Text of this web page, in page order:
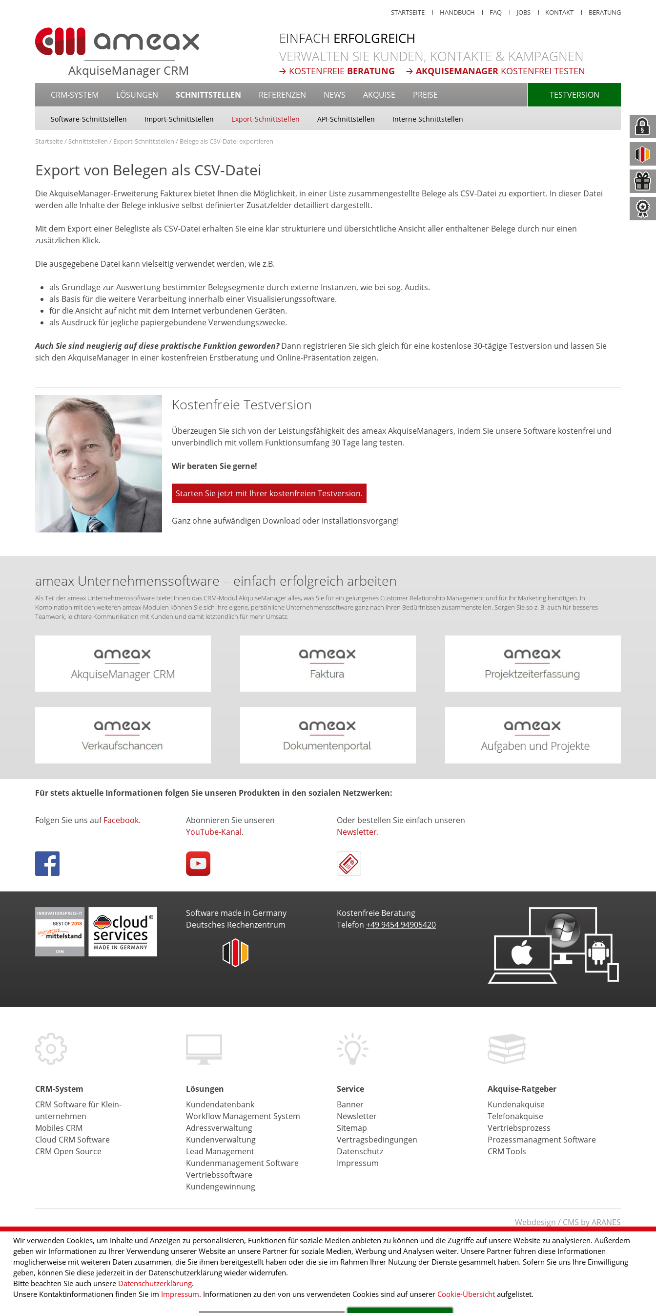
STARTSEITE HANDBUCH FAQ JOBS KONTAKT BERATUNG
EINFACH ERFOLGREICH
VERWALTEN SIE KUNDEN, KONTAKTE & KAMPAGNEN
KOSTENFREIE BERATUNG AKQUISEMANAGER KOSTENFREI TESTEN
CRM-SYSTEM LÖSUNGEN SCHNITTSTELLEN REFERENZEN NEWS AKQUISE PREISE TESTVERSION
Software-Schnittstellen Import-Schnittstellen Export-Schnittstellen API-Schnittstellen Interne Schnittstellen
Startseite Schnittstellen Export-Schnittstellen Belege als CSV-Datei exportieren
CRM-System
CRM Software für Klein­
unternehmen
Mobiles CRM
Cloud CRM Software
CRM Open Source
Lösungen
Kundendatenbank
Workflow Management System
Adressverwaltung
Kundenverwaltung
Lead Management
Kundenmanagement Software
Vertriebssoftware
Kundengewinnung
Service
Banner
Newsletter
Sitemap
Vertragsbedingungen
Datenschutz
Impressum
Akquise-Ratgeber
Kundenakquise
Telefonakquise
Vertriebsprozess
Prozessmanagment Software
CRM Tools
Export von Belegen als CSV-Datei
Die AkquiseManager-Erweiterung Fakturex bietet Ihnen die Möglichkeit, in einer Liste zusammengestellte Belege als CSV-Datei zu exportiert. In dieser Datei
werden alle Inhalte der Belege inklusive selbst definierter Zusatzfelder detailliert dargestellt.
Mit dem Export einer Belegliste als CSV-Datei erhalten Sie eine klar strukturiere und übersichtliche Ansicht aller enthaltener Belege durch nur einen
zusätzlichen Klick.
Die ausgegebene Datei kann vielseitig verwendet werden, wie z.B.
als Grundlage zur Auswertung bestimmter Belegsegmente durch externe Instanzen, wie bei sog. Audits.
als Basis für die weitere Verarbeitung innerhalb einer Visualisierungssoftware.
für die Ansicht auf nicht mit dem Internet verbundenen Geräten.
als Ausdruck für jegliche papiergebundene Verwendungszwecke.
Auch Sie sind neugierig auf diese praktische Funktion geworden?Dann registrieren Sie sich gleich für eine kostenlose 30-tägige Testversion und lassen Sie
sich den AkquiseManager in einer kostenfreien Erstberatung und Online-Präsentation zeigen.
Kostenfreie Testversion
Überzeugen Sie sich von der Leistungsfähigkeit des ameax AkquiseManagers, indem Sie unsere Software kostenfrei und
unverbindlich mit vollem Funktionsumfang 30 Tage lang testen.
Wir beraten Sie gerne!
Starten Sie jetzt mit Ihrer kostenfreien Testversion.
Ganz ohne aufwändigen Download oder Installationsvorgang!
ameax Unternehmenssoftware – einfach erfolgreich arbeiten
Als Teil der ameax Unternehmenssoftware bietet Ihnen das CRM-Modul AkquiseManager alles, was Sie für ein gelungenes Customer Relationship Management und für Ihr Marketing benötigen. In
Kombination mit den weiteren ameax-Modulen können Sie sich Ihre eigene, persönliche Unternehmenssoftware ganz nach Ihren Bedürfnissen zusammenstellen. Sorgen Sie so z. B. auch für besseres
Teamwork, leichtere Kommunikation mit Kunden und damit letztendlich für mehr Umsatz.
Für stets aktuelle Informationen folgen Sie unseren Produkten in den sozialen Netzwerken:
Folgen Sie uns aufFacebook.
Abonnieren Sie unseren
YouTube-Kanal.
Oder bestellen Sie einfach unseren
Newsletter.
Software made in Germany
Deutsches Rechenzentrum
Kostenfreie Beratung
Telefon +49 9454 94905420
Webdesign / CMS by ARANES
Wir verwenden Cookies, um Inhalte und Anzeigen zu personalisieren, Funktionen für soziale Medien anbieten zu können und die Zugriffe auf unsere Website zu analysieren. Außerdem
geben wir Informationen zu Ihrer Verwendung unserer Website an unsere Partner für soziale Medien, Werbung und Analysen weiter. Unsere Partner führen diese Informationen
möglicherweise mit weiteren Daten zusammen, die Sie ihnen bereitgestellt haben oder die sie im Rahmen Ihrer Nutzung der Dienste gesammelt haben. Sofern Sie uns Ihre Einwilligung
geben, können Sie diese jederzeit in der Datenschutzerklärung wieder widerrufen.
Bitte beachten Sie auch unsere Datenschutzerklärung.
Unsere Kontaktinformationen finden Sie im Impressum. Informationen zu den von uns verwendeten Cookies sind auf unserer Cookie-Übersichtaufgelistet.